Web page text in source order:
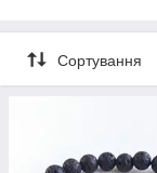
GURU».
Сортування